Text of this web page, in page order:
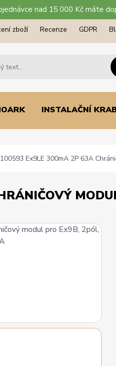
nad 15 000 Kč máte
zboží Recenze GDPR
INSTALAČNÍ
Ex9LE 300mA 2P 63A